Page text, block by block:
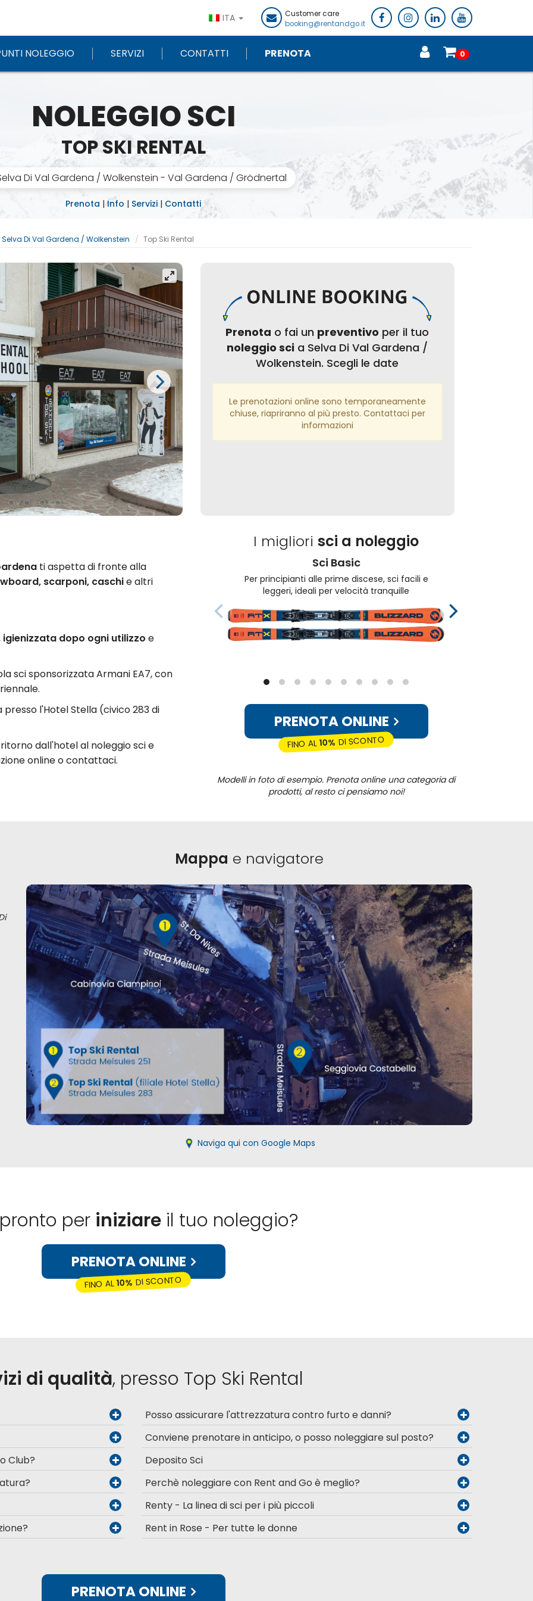
ITA
Customer care
booking@rentandgo.it
NOLEGGIO SERVIZI CONTATTI PRENOTA 0
NOLEGGIO SCI
TOP SKI RENTAL
Di Val Gardena / Wolkenstein - Val Gardena / Grödnertal
Prenota |Info | Servizi | Contatti
Selva Di Val Gardena / Wolkenstein Top Ski Rental
Prenota o fai un preventivo per il tuo
noleggio sci a Selva Di Val Gardena /
Wolkenstein. Scegli le date
Le prenotazioni online sono temporaneamente
chiuse, riapriranno al più presto. Contattaci per
informazioni
ti aspetta di fronte alla
scarponi, caschie altri
igienizzata dopo ogni utilizzo e
sci sponsorizzata Armani EA7, con
l'Hotel Stella (civico 283 di
dall'hotel al noleggio sci e
online o contattaci.
I migliorisci a noleggio
Sci Basic
Per principianti alle prime discese, sci facili e
leggeri, ideali per velocità tranquille
PRENOTA ONLINE
FINO AL10% DI SCONTO
Modelli in foto di esempio. Prenota online una categoria di
prodotti, al resto ci pensiamo noi!
Mappa e navigatore
Naviga qui con Google Maps
per iniziareil tuo noleggio?
PRENOTA ONLINE
FINO AL10% DI SCONTO
di qualità, presso Top Ski Rental
Club?
Posso assicurare l'attrezzatura contro furto e danni?
Conviene prenotare in anticipo, o posso noleggiare sul posto?
Deposito Sci
Perchè noleggiare con Rent and Go è meglio?
Renty - La linea di sci per i più piccoli
Rent in Rose - Per tutte le donne
PRENOTA ONLINE